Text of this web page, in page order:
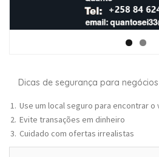
Dicas de segurança para negócios
Use um local seguro para encontrar
Evite transações em dinheiro
Cuidado com ofertas irrealistas